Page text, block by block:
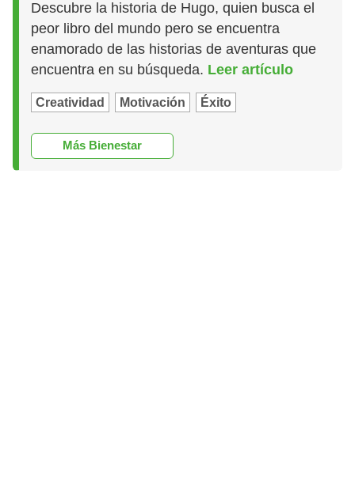
Descubre la historia de Hugo, quien busca el
peor libro del mundo pero se encuentra
enamorado de las historias de aventuras que
encuentra en su búsqueda. Leer artículo
Creatividad Motivación Éxito
Más Bienestar